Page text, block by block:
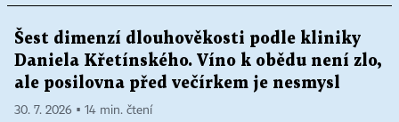
Šest dimenzí dlouhověkosti podle kliniky
Daniela Křetínského. Víno k obědu není zlo,
ale posilovna před večírkem je nesmysl
30. 7. 2026 ▪ 14 min. čtení